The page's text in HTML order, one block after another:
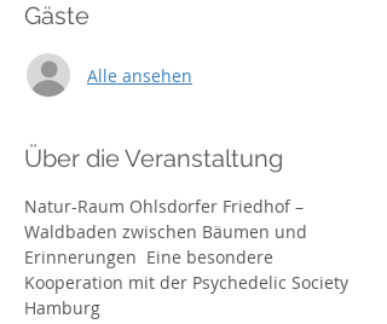
Gäste
Alle ansehen
Über die Veranstaltung
Natur-Raum Ohlsdorfer Friedhof –
Waldbaden zwischen Bäumen und
Erinnerungen  Eine besondere
Kooperation mit der Psychedelic Society
Hamburg